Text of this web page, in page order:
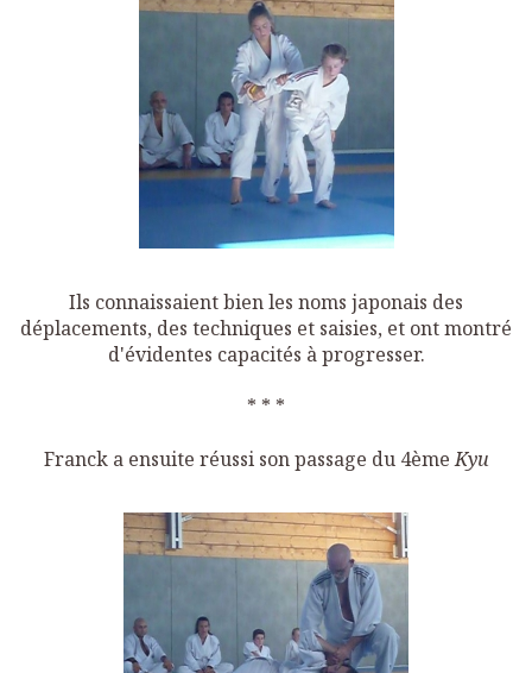
Ils connaissaient bien les noms japonais des
déplacements, des techniques et saisies, et ont montré
d'évidentes capacités à progresser.
* * *
Franck a ensuite réussi son passage du 4èmeKyu